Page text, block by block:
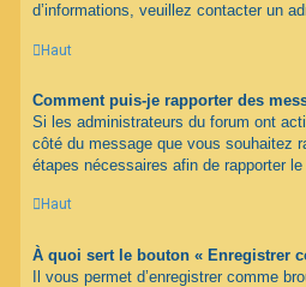
d’informations, veuillez contacter un
Haut
Comment puis-je rapporter des
Si les administrateurs du forum ont
côté du message que vous souhaitez
étapes nécessaires afin de rapporter le
Haut
À quoi sert le bouton « Enregistrer
Il vous permet d’enregistrer comme